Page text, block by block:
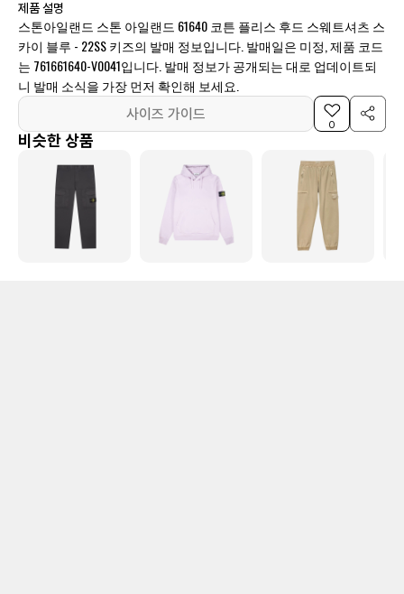
제품 설명
스톤아일랜드 스톤 아일랜드 61640 코튼 플리스 후드 스웨트셔츠 스
카이 블루 - 22SS 키즈의 발매 정보입니다. 발매일은 미정, 제품 코드
는 761661640-V0041입니다. 발매 정보가 공개되는 대로 업데이트되
니 발매 소식을 가장 먼저 확인해 보세요.
사이즈 가이드
0
비슷한 상품